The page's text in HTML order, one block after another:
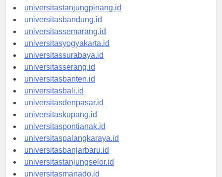
universitaspangkalpinang.id
universitastanjungpinang.id
universitasbandung.id
universitassemarang.id
universitasyogyakarta.id
universitassurabaya.id
universitasserang.id
universitasbanten.id
universitasbali.id
universitasdenpasar.id
universitaskupang.id
universitaspontianak.id
universitaspalangkaraya.id
universitasbanjarbaru.id
universitastanjungselor.id